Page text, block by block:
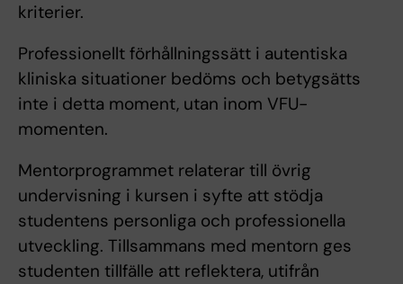
kriterier.
Professionellt förhållningssätt i autentiska
kliniska situationer bedöms och betygsätts
inte i detta moment, utan inom VFU-
momenten.
Mentorprogrammet relaterar till övrig
undervisning i kursen i syfte att stödja
studentens personliga och professionella
utveckling. Tillsammans med mentorn ges
studenten tillfälle att reflektera, utifrån